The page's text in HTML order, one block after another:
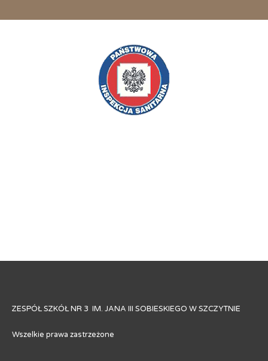
ZESPÓŁ SZKÓŁ NR 3 IM. JANA III SOBIESKIEGO W SZCZYTNIE
Wszelkie prawa zastrzeżone